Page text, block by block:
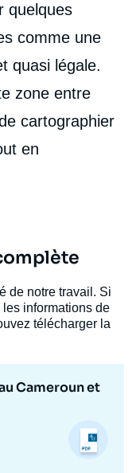
quelques
comme une
quasi légale.
zone entre
cartographier
en
de notre travail. Si
informations de
télécharger la
Cameroun et